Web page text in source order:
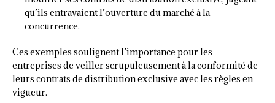
qu’ils entravaient l’ouverture du marché à la
concurrence.
Ces exemples soulignent l’importance pour les
entreprises de veiller scrupuleusement à la conformité de
leurs contrats de distribution exclusive avec les règles en
vigueur.